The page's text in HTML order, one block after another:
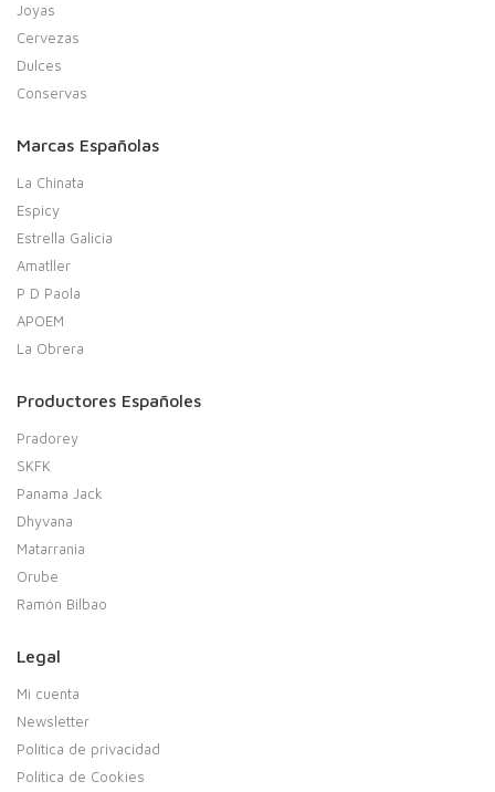
Joyas
Cervezas
Dulces
Conservas
Marcas Españolas
La Chinata
Espicy
Estrella Galicia
Amatller
P D Paola
APOEM
La Obrera
Productores Españoles
Pradorey
SKFK
Panama Jack
Dhyvana
Matarrania
Orube
Ramón Bilbao
Legal
Mi cuenta
Newsletter
Política de privacidad
Política de Cookies